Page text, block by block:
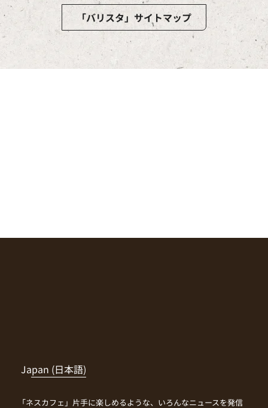
「バリスタ」サイトマップ
Japan (日本語)
「ネスカフェ」片手に楽しめるような、いろんなニュースを発信